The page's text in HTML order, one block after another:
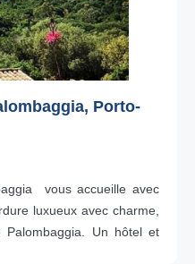
Porto-
vous accueille avec
luxueux avec charme,
Un hôtel et